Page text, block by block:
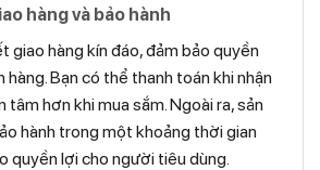
hàng và bảo hành
giao hàng kín đáo, đảm bảo quyền
Bạn có thể thanh toán khi nhận
tâm hơn khi mua sắm. Ngoài ra, sản
hành trong một khoảng thời gian
quyền lợi cho người tiêu dùng.